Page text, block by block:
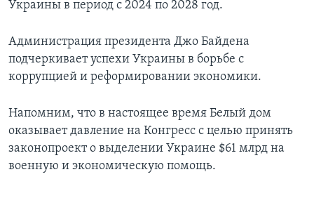
Украины в период с 2024 по 2028 год.
Администрация президента Джо Байдена
подчеркивает успехи Украины в борьбе с
коррупцией и реформировании экономики.
Напомним, что в настоящее время Белый дом
оказывает давление на Конгресс с целью принять
законопроект о выделении Украине $61 млрд на
военную и экономическую помощь.